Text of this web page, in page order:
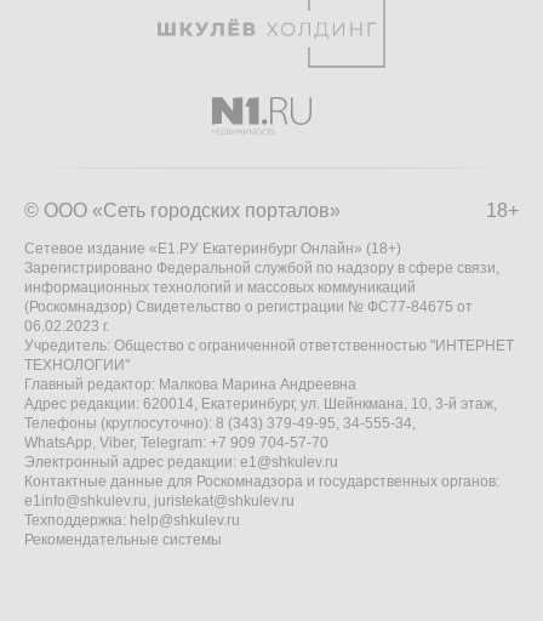
18+
© ООО «Сеть городских порталов»
Сетевое издание «Е1.РУ Екатеринбург Онлайн» (18+)
Зарегистрировано Федеральной службой по надзору в сфере связи,
информационных технологий и массовых коммуникаций
(Роскомнадзор) Свидетельство о регистрации № ФС77-84675 от
06.02.2023 г.
Учредитель: Общество с ограниченной ответственностью "ИНТЕРНЕТ
ТЕХНОЛОГИИ"
Главный редактор: Малкова Марина Андреевна
Адрес редакции: 620014, Екатеринбург, ул. Шейнкмана, 10, 3-й этаж,
Телефоны (круглосуточно): 8 (343) 379-49-95, 34-555-34,
WhatsApp, Viber, Telegram: +7 909 704-57-70
Электронный адрес редакции: e1@shkulev.ru
Контактные данные для Роскомнадзора и государственных органов:
e1info@shkulev.ru, juristekat@shkulev.ru
Техподдержка: help@shkulev.ru
Рекомендательные системы